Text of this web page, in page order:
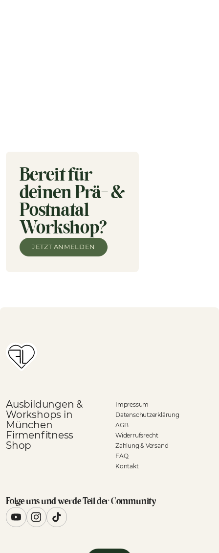
Bereit für
deinen Prä- &
Postnatal
Workshop?
JETZT ANMELDEN
Ausbildungen &
Workshops in
München
Firmenfitness
Shop
Impressum
Datenschutzerklärung
AGB
Widerrufsrecht
Zahlung & Versand
FAQ
Kontakt
Folge uns und werde Teil der Community